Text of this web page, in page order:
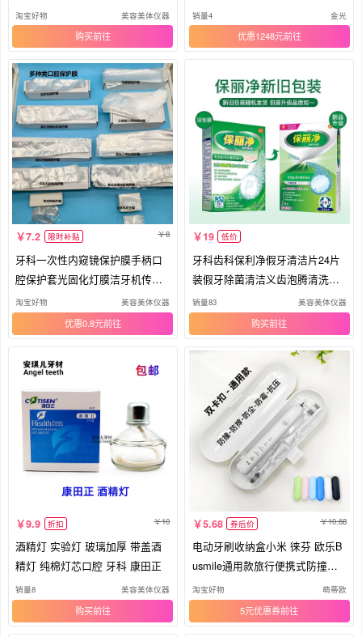
淘宝好物 美容美体仪器
购买
义齿
销量4 金光
优惠1248元
7.2 限时补贴 8
牙科一次性内窥镜保护膜手柄口
腔保护套光固化灯膜洁牙机传感
器膜
淘宝好物 美容美体仪器
优惠0.8元
19 低价
牙科齿科保利净假牙清洁片24片
装假牙除菌清洁义齿泡腾清洗剂
包邮
销量83 美容美体仪器
购买
9.9 折扣 10
酒精灯 实验灯 玻璃加厚 带盖酒
精灯 纯棉灯芯口腔 牙科 康田正
销量8 美容美体仪器
购买
5.68 券后价 10.68
电动牙刷收纳盒小米 徕芬 欧乐B
usmile通用款旅行便携式防撞防
摔
淘宝好物 萌蒂欧
5元优惠券